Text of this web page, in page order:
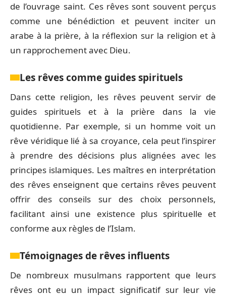
de l’ouvrage saint. Ces rêves sont souvent perçus
comme une bénédiction et peuvent inciter un
arabe à la prière, à la réflexion sur la religion et à
un rapprochement avec Dieu.
Les rêves comme guides spirituels
Dans cette religion, les rêves peuvent servir de
guides spirituels et à la prière dans la vie
quotidienne. Par exemple, si un homme voit un
rêve véridique lié à sa croyance, cela peut l’inspirer
à prendre des décisions plus alignées avec les
principes islamiques. Les maîtres en interprétation
des rêves enseignent que certains rêves peuvent
offrir des conseils sur des choix personnels,
facilitant ainsi une existence plus spirituelle et
conforme aux règles de l’Islam.
Témoignages de rêves influents
De nombreux musulmans rapportent que leurs
rêves ont eu un impact significatif sur leur vie